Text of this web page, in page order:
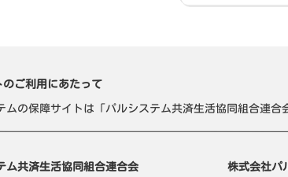
のご利用にあたって
ムの保障サイトは「パルシステム共済生活協同組合連
ム共済生活協同組合連合会 株式会社パ